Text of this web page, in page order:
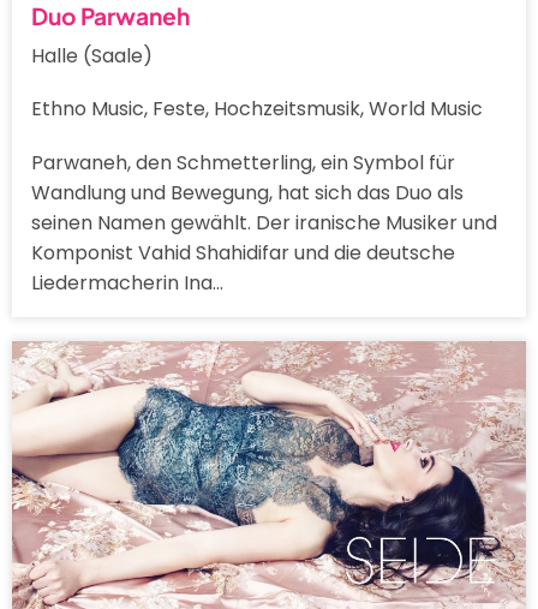
Duo Parwaneh
Halle (Saale)
Ethno Music, Feste, Hochzeitsmusik, World Music
Parwaneh, den Schmetterling, ein Symbol für
Wandlung und Bewegung, hat sich das Duo als
seinen Namen gewählt. Der iranische Musiker und
Komponist Vahid Shahidifar und die deutsche
Liedermacherin Ina…